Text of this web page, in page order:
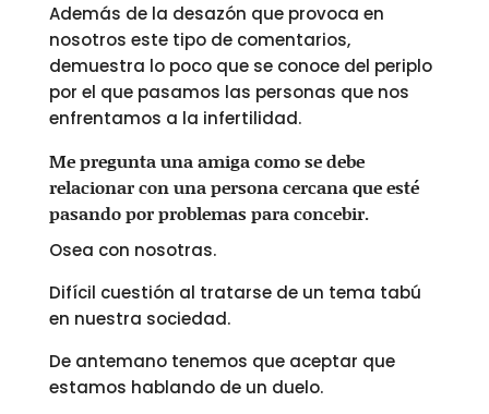
Además de la desazón que provoca en
nosotros este tipo de comentarios,
demuestra lo poco que se conoce del periplo
por el que pasamos las personas que nos
enfrentamos a la infertilidad.
Me pregunta una amiga como se debe
relacionar con una persona cercana que esté
pasando por problemas para concebir.
Osea con nosotras.
Difícil cuestión al tratarse de un tema tabú
en nuestra sociedad.
De antemano tenemos que aceptar que
estamos hablando de un duelo.